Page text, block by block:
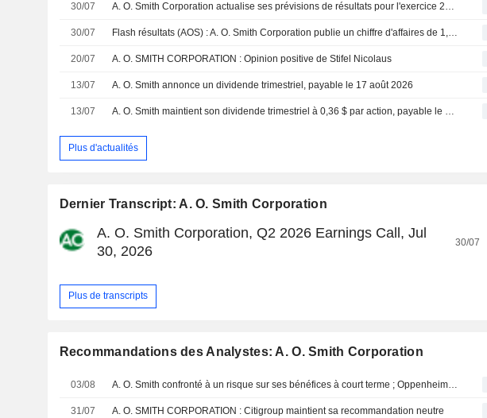
30/07 A. O. Smith Corporation actualise ses prévisions de résultats pour l'exercice 2026
30/07 Flash résultats (AOS) : A. O. Smith Corporation publie un chiffre d'affaires de 1,00 milliard de dollars au deuxième trimestre, contre un consensus FactSet de 994,9 millions de dollars
20/07 A. O. SMITH CORPORATION : Opinion positive de Stifel Nicolaus
13/07 A. O. Smith annonce un dividende trimestriel, payable le 17 août 2026
13/07 A. O. Smith maintient son dividende trimestriel à 0,36 $ par action, payable le 17 août aux actionnaires inscrits au 31 juillet
Plus d'actualités
Dernier Transcript: A. O. Smith Corporation
A. O. Smith Corporation, Q2 2026 Earnings Call, Jul
30, 2026
30/07
Plus de transcripts
Recommandations des Analystes: A. O. Smith Corporation
03/08
31/07 A. O. SMITH CORPORATION : Citigroup maintient sa recommandation neutre